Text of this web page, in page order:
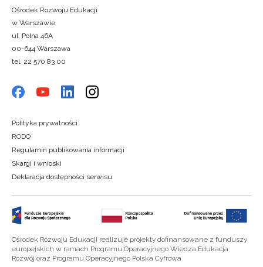
Ośrodek Rozwoju Edukacji
w Warszawie
ul. Polna 46A
00-644 Warszawa
tel. 22 570 83 00
Polityka prywatności
RODO
Regulamin publikowania informacji
Skargi i wnioski
Deklaracja dostępności serwisu
Ośrodek Rozwoju Edukacji realizuje projekty dofinansowane z funduszy
europejskich w ramach Programu Operacyjnego Wiedza Edukacja
Rozwój oraz Programu Operacyjnego Polska Cyfrowa